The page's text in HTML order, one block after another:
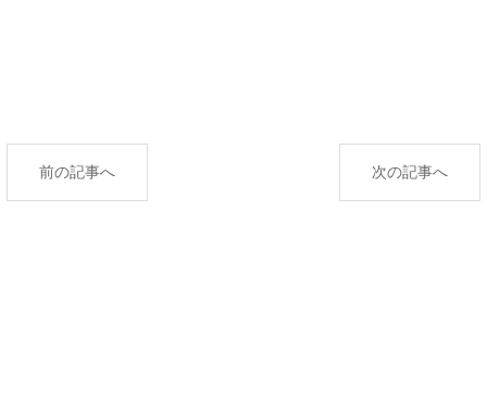
前の記事へ 次の記事へ